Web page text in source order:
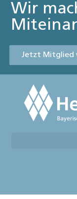
Wir
Jetzt Mitglied